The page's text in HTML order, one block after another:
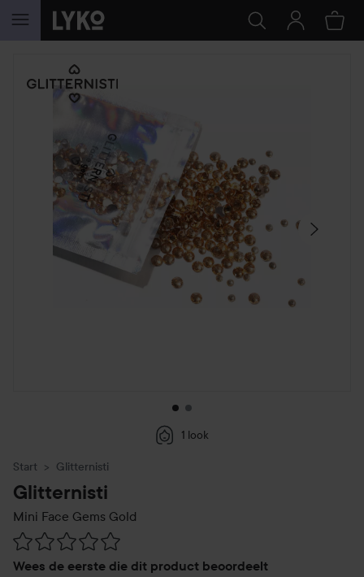
GA NAAR INHOUD
SECTIE OVERSLAAN
1 look
Start Glitternisti
Glitternisti
Mini Face Gems Gold
Wees de eerste die dit product beoordeelt
Ga naar Reviews & reacties